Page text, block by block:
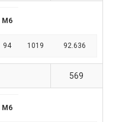
M6
94 1019 92.636
569
M6